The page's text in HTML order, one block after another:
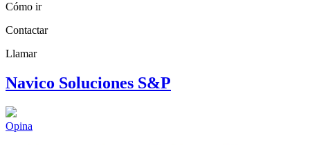
Cómo ir
Contactar
Llamar
Navico Soluciones S&P
Opina